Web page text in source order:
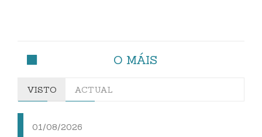
O MÁIS
VISTO ACTUAL
01/08/2026